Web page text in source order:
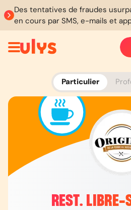
Des tentatives de fraudes
en cours par SMS, e-mails et
Particulier
REST. LIBRE-